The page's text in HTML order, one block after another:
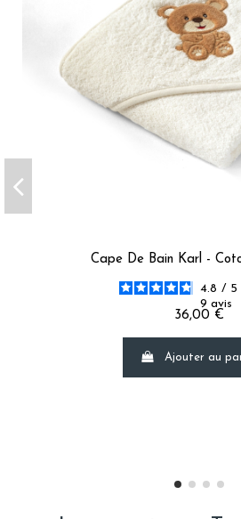
Cape De Bain Karl -
4.8 / 5
9 avis
36,00 €
Ajouter au